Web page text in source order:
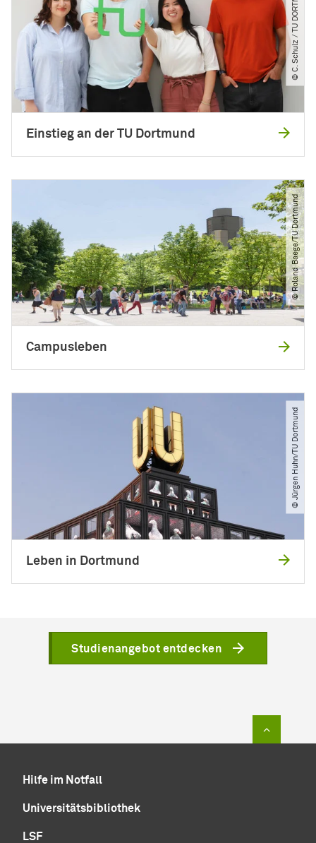
© C. Schulz ​/​ TU DORTMUND
Einstieg an der TU Dortmund
© Roland Baege​/​TU Dortmund
Campusleben
© Jürgen Huhn​/​TU Dortmund
Leben in Dortmund
Studienangebot entdecken
Hilfe im Notfall
Universitätsbibliothek
LSF